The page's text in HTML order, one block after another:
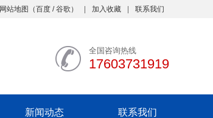
网站地图 （百度 /谷歌 ） 加入收藏 联系我们
全国咨询热线
17603731919
新闻动态 联系我们